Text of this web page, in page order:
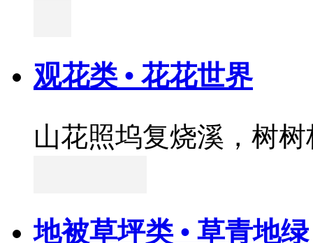
观花类 • 花花世界
山花照坞复烧溪，树
地被草坪类 • 草青地绿